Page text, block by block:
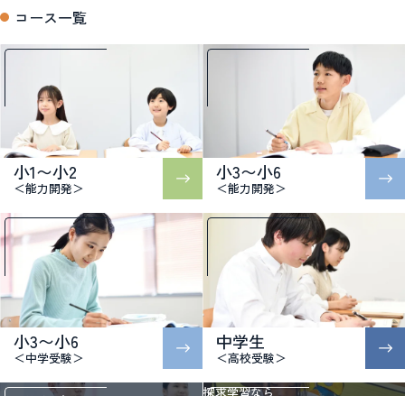
コース一覧
小1〜小2
＜能力開発＞
小3〜小6
＜能力開発＞
小3〜小6
＜中学受験＞
中学生
＜高校受験＞
探求学習なら